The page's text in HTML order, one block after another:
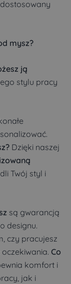
mysz?
ją
stylu pracy
Dzięki naszej
Twój styl i
są gwarancją
designu.
czy pracujesz
Co
komfort i
jak i